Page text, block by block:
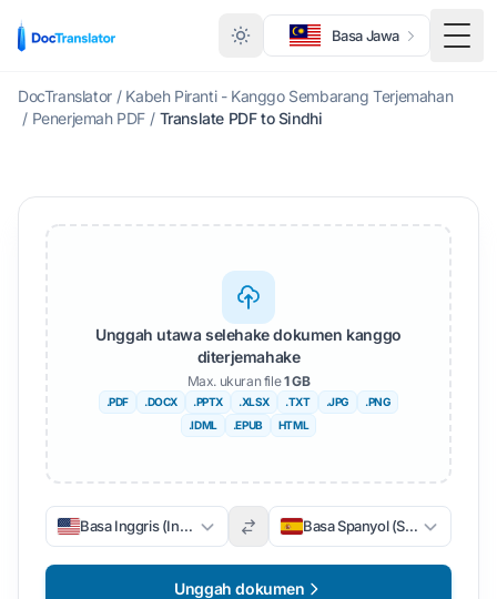
Basa Jawa
DocTranslator / Kabeh Piranti - Kanggo Sembarang Terjemahan
/ Penerjemah PDF / Translate PDF to Sindhi
Unggah utawa selehake dokumen kanggo
diterjemahake
Max. ukuran file1 GB
.PDF .DOCX .PPTX .XLSX .TXT .JPG
.PNG
.IDML
.EPUB HTML
Basa Inggris (Inggris) Basa Spanyol (Spanyol)
Unggah dokumen